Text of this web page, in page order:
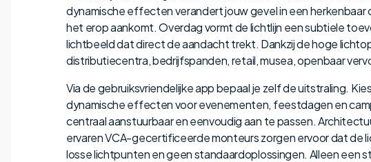
dynamische effecten verandert jouw gevel in een herkenbaar
het erop aankomt. Overdag vormt de lichtlijn een subtiele
lichtbeeld dat direct de aandacht trekt. Dankzij de hoge
distributiecentra, bedrijfspanden, retail, musea, openbaar
Via de gebruiksvriendelijke app bepaal je zelf de uitstraling.
dynamische effecten voor evenementen, feestdagen en
centraal aanstuurbaar en eenvoudig aan te passen.
ervaren VCA-gecertificeerde monteurs zorgen ervoor dat de
losse lichtpunten en geen standaardoplossingen. Alleen een